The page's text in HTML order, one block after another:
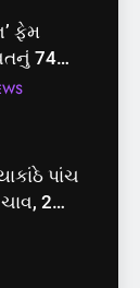
પાંચ
2
માટે હવે
પાંચ